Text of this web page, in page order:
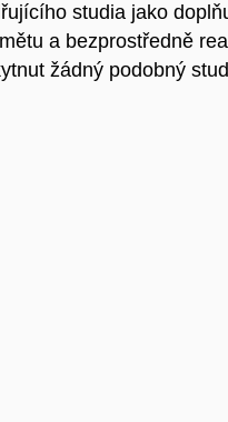
studia jako
a bezprostředně
žádný podobný